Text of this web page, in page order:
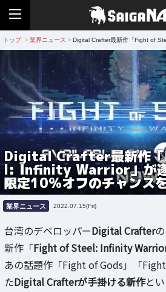
トップ > 業界ニュース > Digital Crafter最新作「Fight of
Digital Crafter最新作
l: Infinity Warrior」が遂
限定10%オフのチャンス
業界ニュース 2022.07.15(Fri)
台湾のデベロッパーDigital Crafter
新作「Fight of Steel: Infinity
あの話題作「Fight of Gods」「
たDigital Crafterが手掛ける新作と